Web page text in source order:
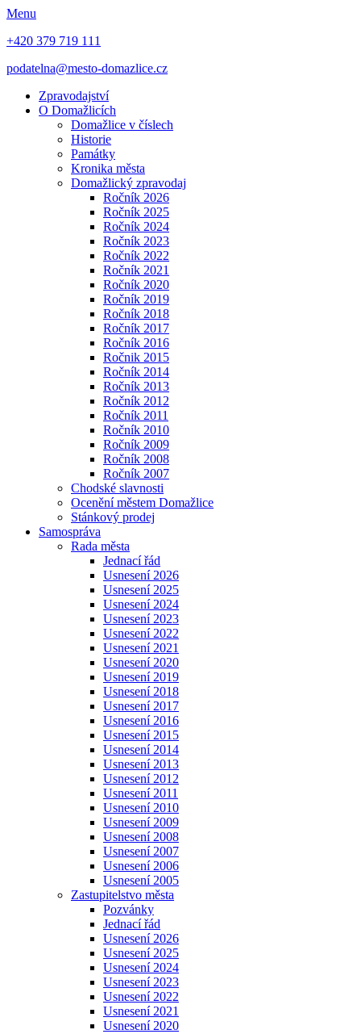
Menu
+420 379 719 111
podatelna@mesto-domazlice.cz
Zpravodajství
O Domažlicích
Domažlice v číslech
Historie
Památky
Kronika města
Domažlický zpravodaj
Ročník 2026
Ročník 2025
Ročník 2024
Ročník 2023
Ročník 2022
Ročník 2021
Ročník 2020
Ročník 2019
Ročník 2018
Ročník 2017
Ročník 2016
Ročnik 2015
Ročník 2014
Ročník 2013
Ročník 2012
Ročník 2011
Ročník 2010
Ročník 2009
Ročník 2008
Ročník 2007
Chodské slavnosti
Ocenění městem Domažlice
Stánkový prodej
Samospráva
Rada města
Jednací řád
Usnesení 2026
Usnesení 2025
Usnesení 2024
Usnesení 2023
Usnesení 2022
Usnesení 2021
Usnesení 2020
Usnesení 2019
Usnesení 2018
Usnesení 2017
Usnesení 2016
Usnesení 2015
Usnesení 2014
Usnesení 2013
Usnesení 2012
Usnesení 2011
Usnesení 2010
Usnesení 2009
Usnesení 2008
Usnesení 2007
Usnesení 2006
Usnesení 2005
Zastupitelstvo města
Pozvánky
Jednací řád
Usnesení 2026
Usnesení 2025
Usnesení 2024
Usnesení 2023
Usnesení 2022
Usnesení 2021
Usnesení 2020